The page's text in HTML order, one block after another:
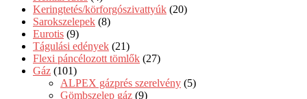
Keringtetés/körforgószivattyúk (20)
Sarokszelepek (8)
Eurotis (9)
Tágulási edények (21)
Flexi páncélozott tömlők (27)
Gáz (101)
ALPEX gázprés szerelvény (5)
Gömbszelep gáz (9)